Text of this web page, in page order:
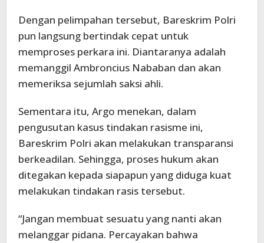
Dengan pelimpahan tersebut, Bareskrim Polri
pun langsung bertindak cepat untuk
memproses perkara ini. Diantaranya adalah
memanggil Ambroncius Nababan dan akan
memeriksa sejumlah saksi ahli.
Sementara itu, Argo menekan, dalam
pengusutan kasus tindakan rasisme ini,
Bareskrim Polri akan melakukan transparansi
berkeadilan. Sehingga, proses hukum akan
ditegakan kepada siapapun yang diduga kuat
melakukan tindakan rasis tersebut.
“Jangan membuat sesuatu yang nanti akan
melanggar pidana. Percayakan bahwa